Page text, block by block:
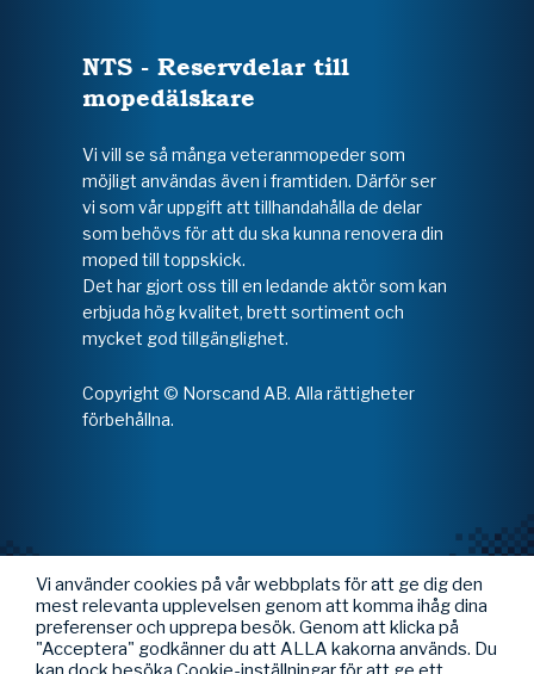
NTS - Reservdelar till
mopedälskare
Vi vill se så många veteranmopeder som
möjligt användas även i framtiden. Därför ser
vi som vår uppgift att tillhandahålla de delar
som behövs för att du ska kunna renovera din
moped till toppskick.
Det har gjort oss till en ledande aktör som kan
erbjuda hög kvalitet, brett sortiment och
mycket god tillgänglighet.
Copyright © Norscand AB. Alla rättigheter
förbehållna.
Vi använder cookies på vår webbplats för att ge dig den
mest relevanta upplevelsen genom att komma ihåg dina
preferenser och upprepa besök. Genom att klicka på
"Acceptera" godkänner du att ALLA kakorna används. Du